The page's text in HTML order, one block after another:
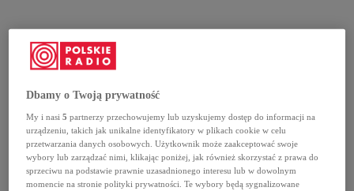
Dbamy o Twoją prywatność
My i nasi5 partnerzy przechowujemy lub uzyskujemy dostęp do informacji na
urządzeniu, takich jak unikalne identyfikatory w plikach cookie w celu
przetwarzania danych osobowych. Użytkownik może zaakceptować swoje
wybory lub zarządzać nimi, klikając poniżej, jak również skorzystać z prawa do
sprzeciwu na podstawie prawnie uzasadnionego interesu lub w dowolnym
momencie na stronie polityki prywatności. Te wybory będą sygnalizowane